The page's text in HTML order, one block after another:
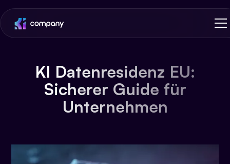
KI Datenresidenz EU:
Sicherer Guide für
Unternehmen